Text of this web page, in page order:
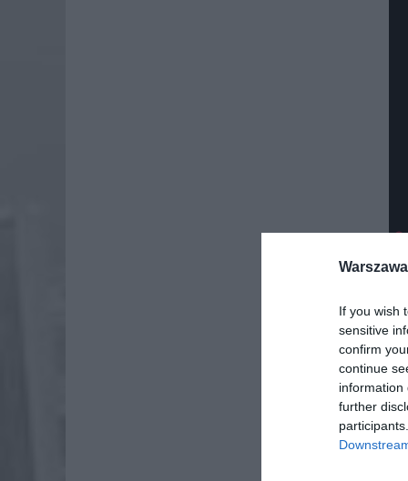
If you wish
sensitive
confirm
continue
information
further